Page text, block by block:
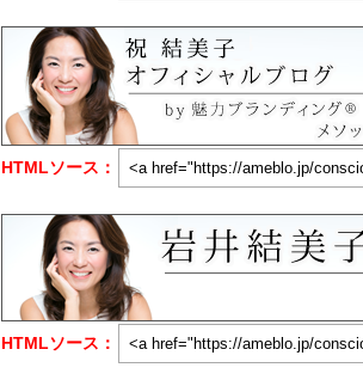
HTMLソース：
HTMLソース：